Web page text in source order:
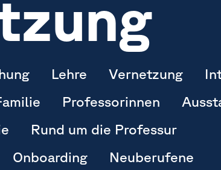
Lehre Vernetzung
Professorinnen
Rund um die Professur
Onboarding Neuberufene